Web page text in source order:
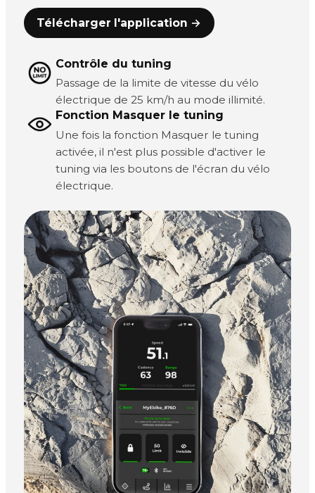
Télécharger l'application →
Contrôle du tuning
Passage de la limite de vitesse du vélo
électrique de 25 km/h au mode illimité.
Fonction Masquer le tuning
Une fois la fonction Masquer le tuning
activée, il n'est plus possible d'activer le
tuning via les boutons de l'écran du vélo
électrique.